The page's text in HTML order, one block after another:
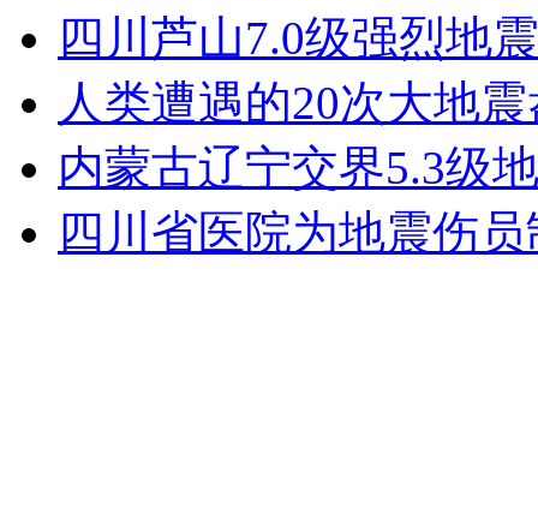
无痛分娩是否安全 医生回应
外交部：反对强权政治霸凌主义
外交部：有关国家言论片面不公正
四川芦山7.0级强烈地
人类遭遇的20次大地
内蒙古辽宁交界5.3级
四川省医院为地震伤